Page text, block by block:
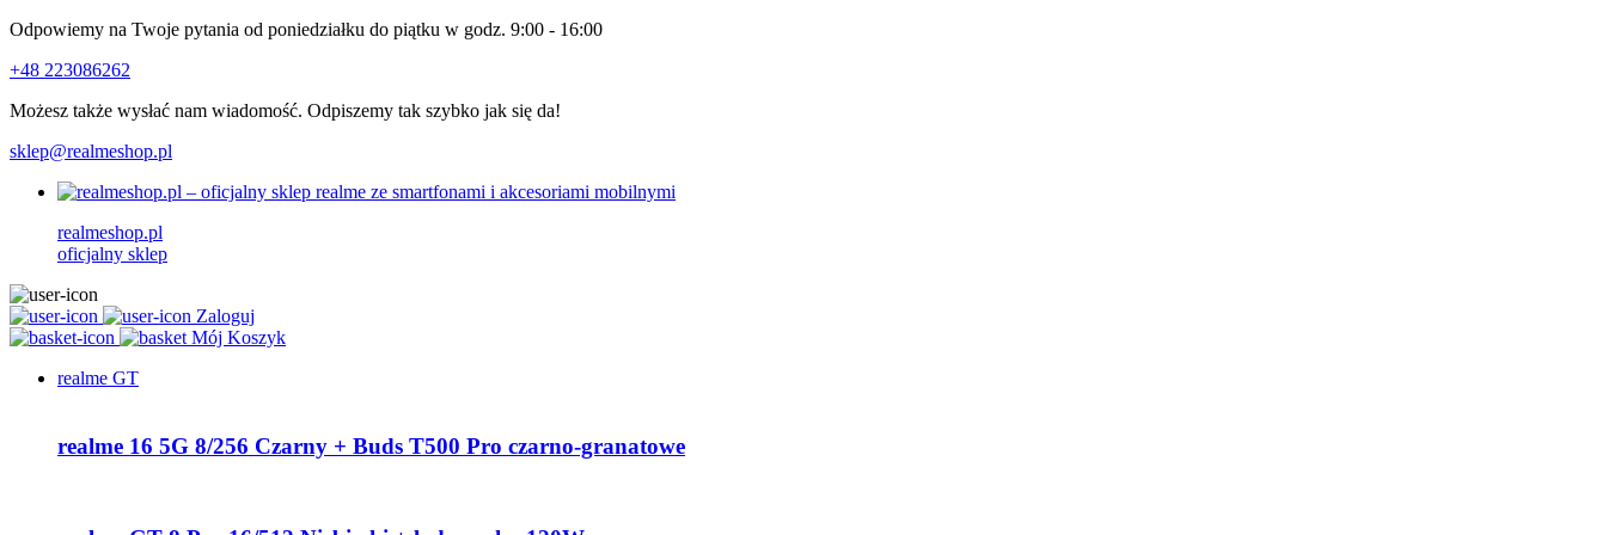
Odpowiemy na Twoje pytania od poniedziałku do piątku w godz. 9:00 - 16:00
+48 223086262
Możesz także wysłać nam wiadomość. Odpiszemy tak szybko jak się da!
sklep@realmeshop.pl
realmeshop.pl
oficjalny sklep
Zaloguj
Mój Koszyk
realme GT
realme 16 5G 8/256 Czarny + Buds T500 Pro czarno-granatowe